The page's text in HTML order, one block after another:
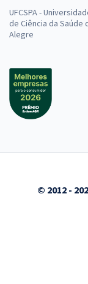
UFCSPA -
de Ciência da Saúde
Alegre
© 2012 -